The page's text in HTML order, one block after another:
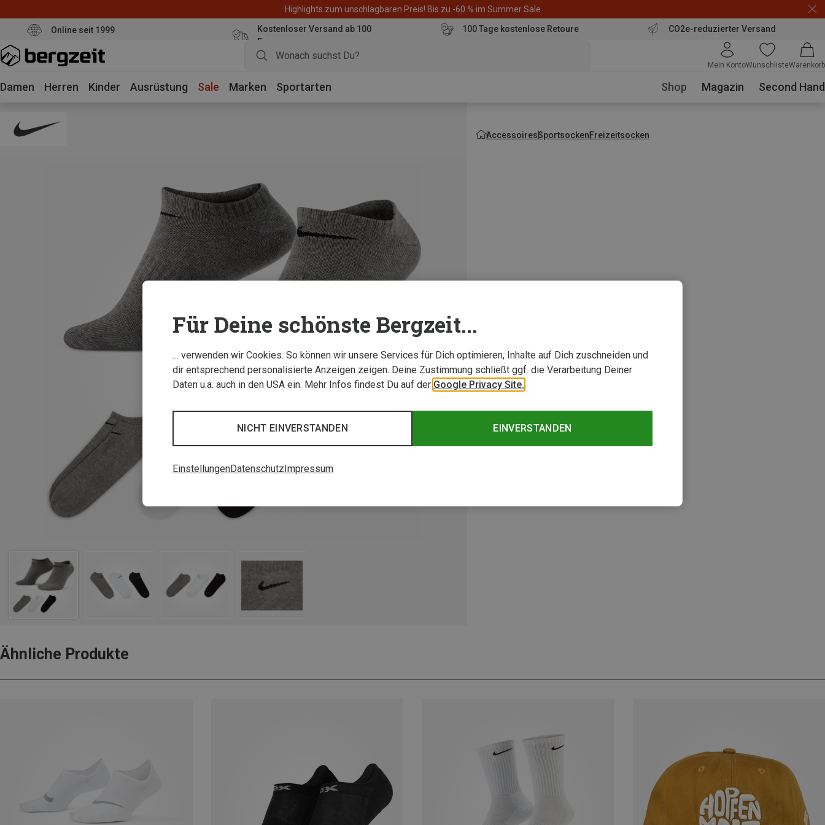
Highlights zum unschlagbaren Preis! Bis zu -60 % im Summer Sale
Online seit 1999
Kostenloser Versand ab 100
Euro
100 Tage kostenlose Retoure CO2e-reduzierter Versand
Mein KontoWunschlisteWarenkorb
Damen Herren Kinder Ausrüstung Sale Marken Sportarten Shop Magazin Second Hand
AccessoiresSportsockenFreizeitsocken
Ähnliche Produkte
Für Deine schönste Bergzeit...
… verwenden wir Cookies. So können wir unsere Services für Dich optimieren, Inhalte auf Dich zuschneiden und
dir entsprechend personalisierte Anzeigen zeigen. Deine Zustimmung schließt ggf. die Verarbeitung Deiner
Daten u.a. auch in den USA ein. Mehr Infos findest Du auf der Google Privacy Site.
EINVERSTANDEN
NICHT EINVERSTANDEN
EinstellungenDatenschutz Impressum